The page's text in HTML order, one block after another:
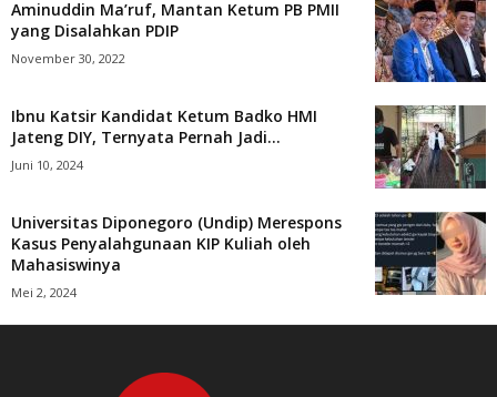
Aminuddin Ma’ruf, Mantan Ketum PB PMII
yang Disalahkan PDIP
November 30, 2022
Ibnu Katsir Kandidat Ketum Badko HMI
Jateng DIY, Ternyata Pernah Jadi...
Juni 10, 2024
Universitas Diponegoro (Undip) Merespons
Kasus Penyalahgunaan KIP Kuliah oleh
Mahasiswinya
Mei 2, 2024